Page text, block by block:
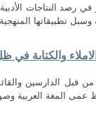
رصد النتاجات
والكتابة في ظل
من قبل الدارسين